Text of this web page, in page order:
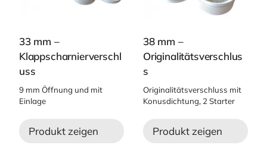
33 mm –
Klappscharnierverschl
uss
9 mm Öffnung und mit
Einlage
Produkt zeigen
38 mm –
Originalitätsverschlus
s
Originalitätsverschluss mit
Konusdichtung, 2 Starter
Produkt zeigen